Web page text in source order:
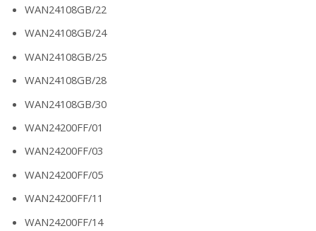
WAN24108GB/22
WAN24108GB/24
WAN24108GB/25
WAN24108GB/28
WAN24108GB/30
WAN24200FF/01
WAN24200FF/03
WAN24200FF/05
WAN24200FF/11
WAN24200FF/14